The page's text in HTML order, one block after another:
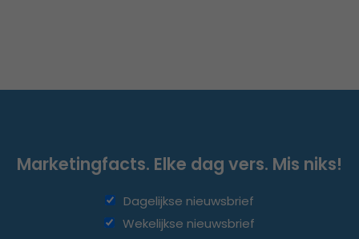
Marketingfacts. Elke dag vers. Mis niks!
Dagelijkse nieuwsbrief
Wekelijkse nieuwsbrief